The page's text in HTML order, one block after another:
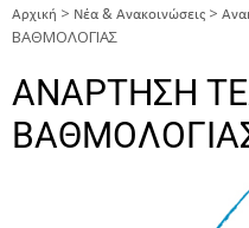
Αρχική > Νέα & Ανακοινώσεις >
ΒΑΘΜΟΛΟΓΙΑΣ
ΑΝΑΡΤΗΣΗ